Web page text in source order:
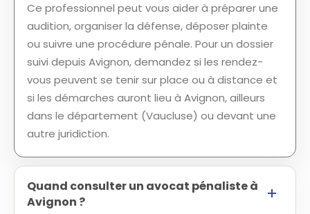
Ce professionnel peut vous aider à préparer une
audition, organiser la défense, déposer plainte
ou suivre une procédure pénale. Pour un dossier
suivi depuis Avignon, demandez si les rendez-
vous peuvent se tenir sur place ou à distance et
si les démarches auront lieu à Avignon, ailleurs
dans le département (Vaucluse) ou devant une
autre juridiction.
Quand consulter un avocat pénaliste à
Avignon ?